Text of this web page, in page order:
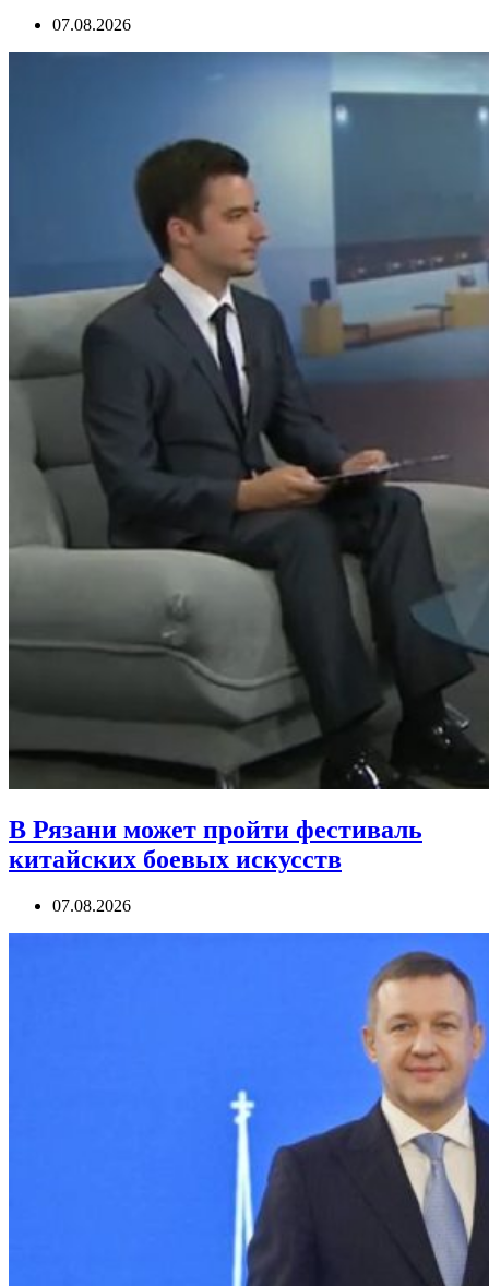
07.08.2026
В Рязани может пройти фестиваль
китайских боевых искусств
07.08.2026